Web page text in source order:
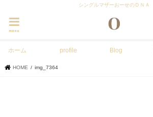
シングルマザーおーせのＤＮＡ
menu
ホーム profile Blog
HOME img_7364